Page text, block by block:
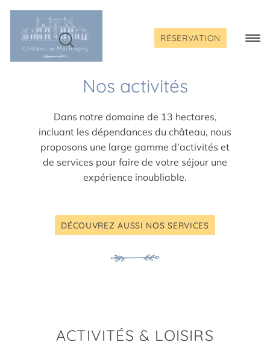
Passer
contenu
RÉSERVATION
Nos activités
Dans notre domaine de 13 hectares,
incluant les dépendances du château, nous
proposons une large gamme d’activités et
de services pour faire de votre séjour une
expérience inoubliable.
DÉCOUVREZ AUSSI NOS SERVICES
ACTIVITÉS & LOISIRS